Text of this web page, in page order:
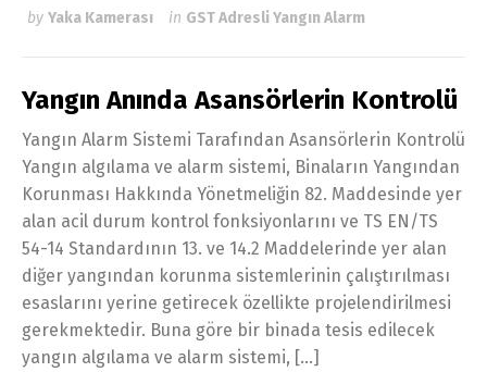
by Yaka Kamerası in GST Adresli Yangın Alarm
Yangın Anında Asansörlerin Kontrolü
Yangın Alarm Sistemi Tarafından Asansörlerin Kontrolü
Yangın algılama ve alarm sistemi, Binaların Yangından
Korunması Hakkında Yönetmeliğin 82. Maddesinde yer
alan acil durum kontrol fonksiyonlarını ve TS EN/TS
54-14 Standardının 13. ve 14.2 Maddelerinde yer alan
diğer yangından korunma sistemlerinin çalıştırılması
esaslarını yerine getirecek özellikte projelendirilmesi
gerekmektedir. Buna göre bir binada tesis edilecek
yangın algılama ve alarm sistemi, […]